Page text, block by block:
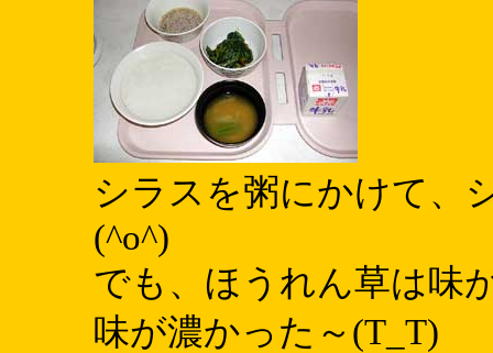
シラスを粥にかけて
(^o^)
でも、ほうれん草は味
味が濃かった～(T_T)